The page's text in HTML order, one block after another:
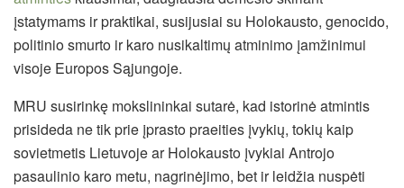
įstatymams ir praktikai, susijusiai su Holokausto, genocido,
politinio smurto ir karo nusikaltimų atminimo įamžinimui
visoje Europos Sąjungoje.
MRU susirinkę mokslininkai sutarė, kad istorinė atmintis
prisideda ne tik prie įprasto praeities įvykių, tokių kaip
sovietmetis Lietuvoje ar Holokausto įvykiai Antrojo
pasaulinio karo metu, nagrinėjimo, bet ir leidžia nuspėti